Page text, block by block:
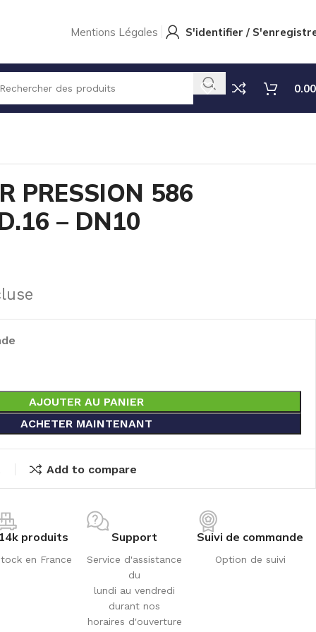
Mentions Légales S'identifier /
0.00
PRESSION 586 PVC-U/FKM D.16 – DN10
PRESSION 586
– DN10
AJOUTER AU PANIER
ACHETER MAINTENANT
Add to compare
produits
en France
Support
Service d'assistance
du
lundi au vendredi
durant nos
horaires d'ouverture
Suivi de commande
Option de suivi